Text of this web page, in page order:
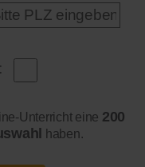
Unterricht eine 200
haben.